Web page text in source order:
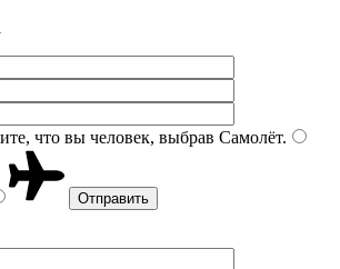
что вы человек, выбрав Самолёт.